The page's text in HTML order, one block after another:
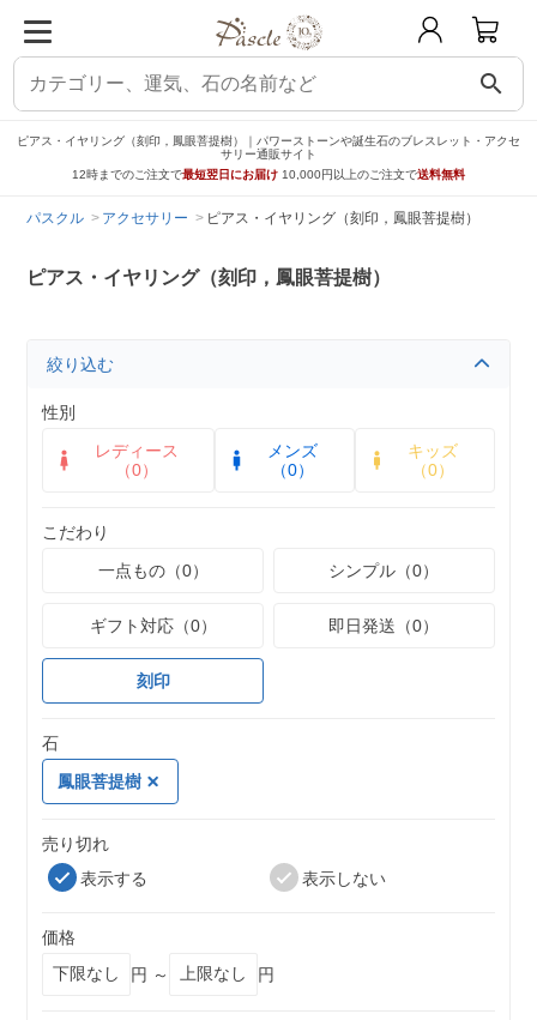
search
ピアス・イヤリング（刻印，鳳眼菩提樹）｜パワーストーンや誕生石のブレスレット・アクセ
サリー通販サイト
12時までのご注文で最短翌日にお届け 10,000円以上のご注文で送料無料
パスクル アクセサリー ピアス・イヤリング（刻印，鳳眼菩提樹）
ピアス・イヤリング（刻印，鳳眼菩提樹）
絞り込む
性別
レディース
（0）
メンズ
（0）
キッズ
（0）
こだわり
一点もの（0）
シンプル（0）
ギフト対応（0） 即日発送（0）
刻印
石
鳳眼菩提樹
売り切れ
表示する
表示しない
価格
円 ～
円